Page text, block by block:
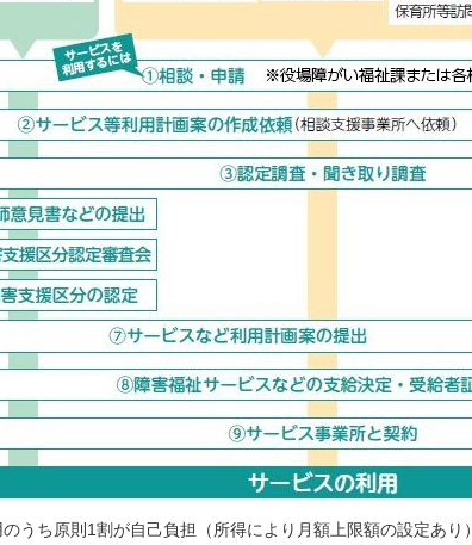
うち原則1割が自己負担（所得により月額上限額の設定あり）